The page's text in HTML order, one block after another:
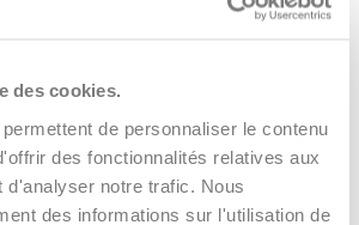
des cookies.
de personnaliser le contenu
des fonctionnalités relatives aux
d'analyser notre trafic. Nous
des informations sur l'utilisation de